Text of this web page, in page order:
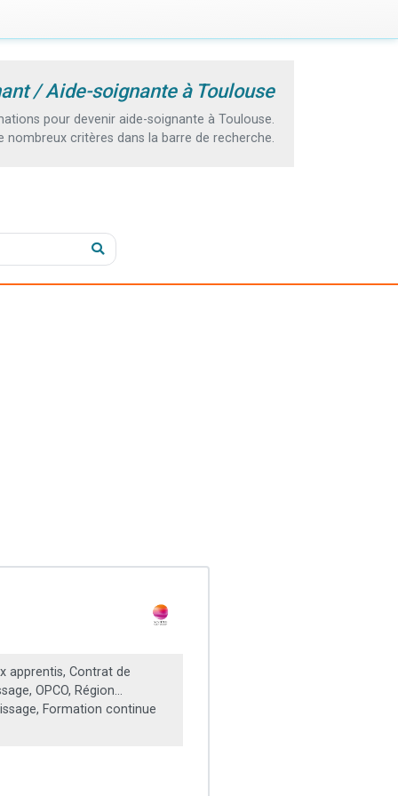
/ Aide-soignante à Toulouse
pour devenir aide-soignante à Toulouse.
critères dans la barre de recherche.
apprentis, Contrat de
OPCO, Région...
Formation continue